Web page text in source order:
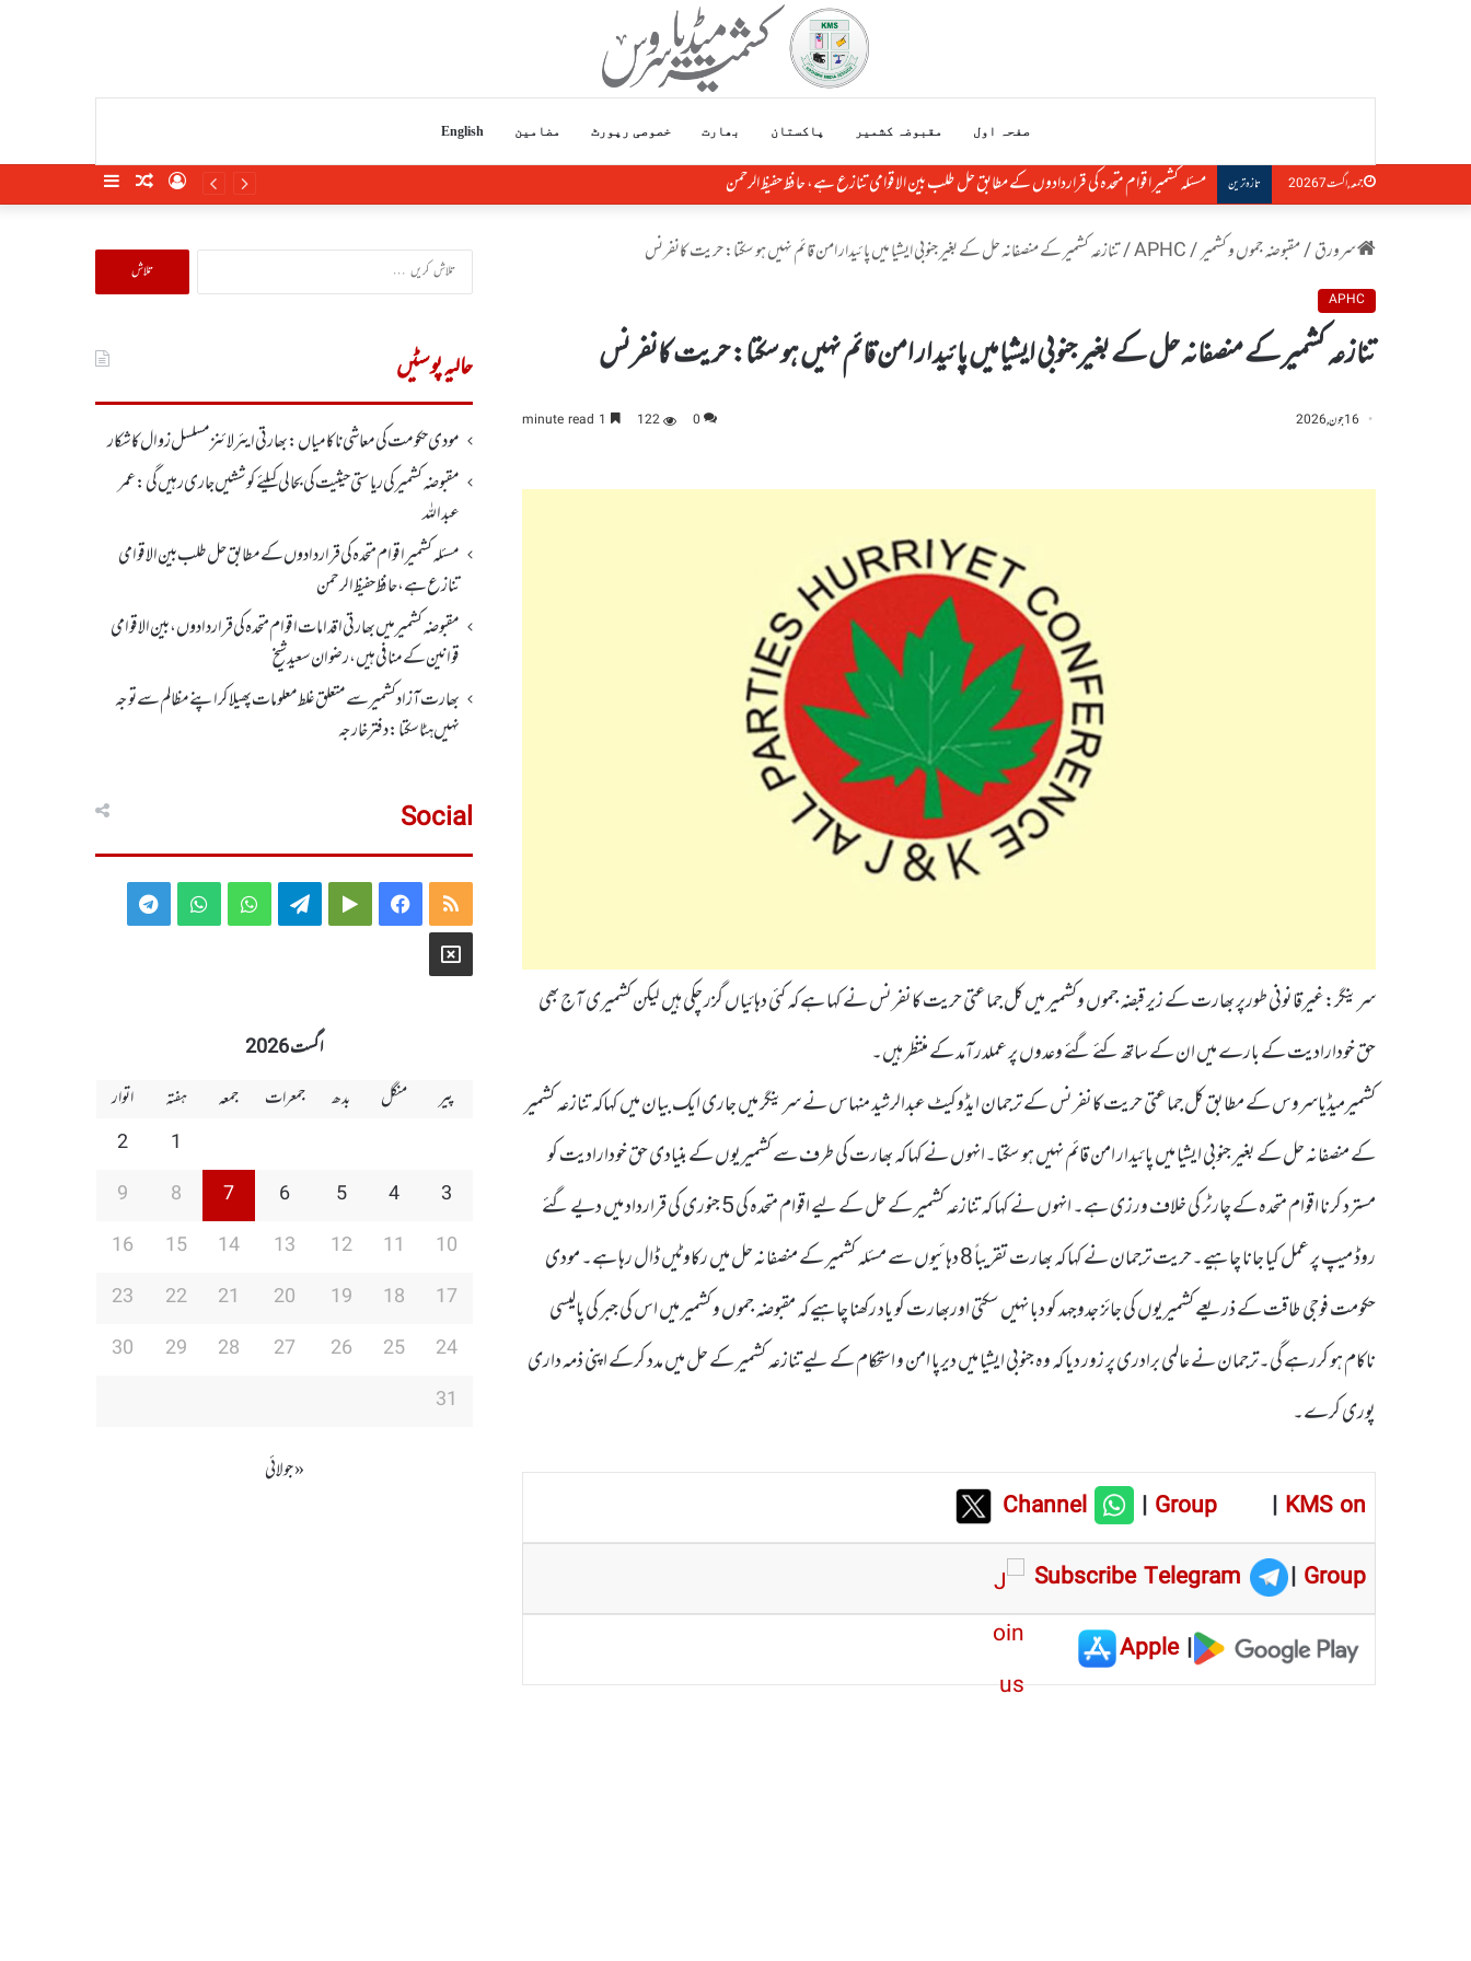
صفحہ اول مقبوضہ کشمیر پاکستان بھارت خصوصی رپورٹ مضامین English
جمعہ, اگست 7 2026 تازہ ترین مسئلہ کشمیر اقوام متحدہ کی قراردادوں کے مطابق حل طلب بین الاقوامی تنازع ہے، حافظ حفیظ الرحمن SidebarRandomLog
سرورق/مقبوضہ جموں و کشمیر/
APHC
/تنازعہ کشمیر کے منصفانہ حل کے بغیر جنوبی ایشیا میں پائیدار امن قائم نہیں ہو سکتا: حریت کانفرنس
APHC
تنازعہ کشمیر کے منصفانہ حل کے بغیر جنوبی ایشیا میں پائیدار امن قائم نہیں ہو سکتا: حریت کانفرنس
16 جون, 2026 0
122
سرینگر:غیرقانونی طورپر بھارت کے زیر قبضہ جموں وکشمیر میں کل جماعتی حریت کانفرنس نے کہا ہے کہ کئی دہائیاں گزر چکی ہیں لیکن کشمیری آج بھی
حق خودارادیت کے بارے میں ان کے ساتھ کئے گئے وعدوں پر عملدرآمد کے منتظر ہیں۔
کشمیرمیڈیاسروس کے مطابق کل جماعتی حریت کانفرنس کے ترجمان ایڈوکیٹ عبدالرشید منہاس نے سرینگر میں جاری ایک بیان میں کہاکہ تنازعہ کشمیر
کے منصفانہ حل کے بغیر جنوبی ایشیا میں پائیدار امن قائم نہیں ہو سکتا۔انہوں نے کہا کہ بھارت کی طرف سے کشمیریوں کے بنیادی حق خودارادیت کو
مسترد کرنا اقوام متحدہ کے چارٹر کی خلاف ورزی ہے۔ انہوں نے کہا کہ تنازعہ کشمیر کے حل کے لیے اقوام متحدہ کی 5 جنوری کی قرارداد میں دیے گئے
روڈ میپ پر عمل کیا جانا چاہیے۔حریت ترجمان نے کہا کہ بھارت تقریباً 8 دہائیوں سے مسئلہ کشمیر کے منصفانہ حل میں رکاوٹیں ڈال رہا ہے۔ مودی
حکومت فوجی طاقت کے ذریعے کشمیریوں کی جائز جدوجہد کو دبا نہیں سکتی اوربھارت کو یاد رکھنا چاہیے کہ مقبوضہ جموں و کشمیر میں اس کی جبر کی پالیسی
ناکام ہو کررہے گی۔ترجمان نے عالمی برادری پر زور دیا کہ وہ جنوبی ایشیا میں دیرپا امن و استحکام کے لیے تنازعہ کشمیر کے حل میں مدد کرکے اپنی ذمہ داری
پوری کرے۔
Channel |Group | KMS on
Subscribe Telegram
| Group
|
Apple
تلاش
کریں
حالیہ پوسٹیں
مودی حکومت کی معاشی ناکامیاں: بھارتی ایئرلائنز مسلسل زوال کا شکار
مقبوضہ کشمیر کی ریاستی حیثیت کی بحالی کیلئے کوششیں جاری رہیں گی: عمر
عبداللہ
مسئلہ کشمیر اقوام متحدہ کی قراردادوں کے مطابق حل طلب بین الاقوامی
تنازع ہے، حافظ حفیظ الرحمن
مقبوضہ کشمیر میں بھارتی اقدامات اقوام متحدہ کی قراردادوں، بین الاقوامی
قوانین کے منافی ہیں،رضوان سعید شیخ
بھارت آزاد کشمیر سے متعلق غلط معلومات پھیلا کر اپنے مظالم سے توجہ
نہیں ہٹا سکتا: دفتر خارجہ
Social
RSS
Facebook
Google
Telegram
WhatsApp
WhatsApp
Telegram
X
اگست 2026
پیر
منگل بدھ جمعرات جمعہ ہفتہ
اتوار
1
2
3
4
5
6
7
8
9
10
11
12
13
14
15
16
17
18
19
20
21
22
23
24
25
26
27
28
29
30
31
« جولائی